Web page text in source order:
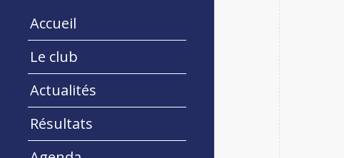
Accueil
Le club
Actualités
Résultats